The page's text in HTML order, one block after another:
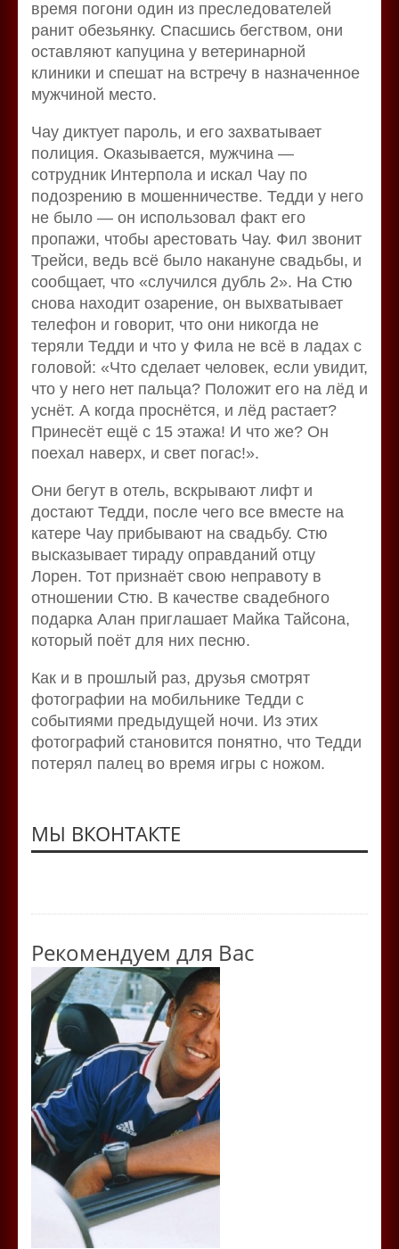
время погони один из преследователей
ранит обезьянку. Спасшись бегством, они
оставляют капуцина у ветеринарной
клиники и спешат на встречу в назначенное
мужчиной место.
Чау диктует пароль, и его захватывает
полиция. Оказывается, мужчина —
сотрудник Интерпола и искал Чау по
подозрению в мошенничестве. Тедди у него
не было — он использовал факт его
пропажи, чтобы арестовать Чау. Фил звонит
Трейси, ведь всё было накануне свадьбы, и
сообщает, что «случился дубль 2». На Стю
снова находит озарение, он выхватывает
телефон и говорит, что они никогда не
теряли Тедди и что у Фила не всё в ладах с
головой: «Что сделает человек, если увидит,
что у него нет пальца? Положит его на лёд и
уснёт. А когда проснётся, и лёд растает?
Принесёт ещё с 15 этажа! И что же? Он
поехал наверх, и свет погас!».
Они бегут в отель, вскрывают лифт и
достают Тедди, после чего все вместе на
катере Чау прибывают на свадьбу. Стю
высказывает тираду оправданий отцу
Лорен. Тот признаёт свою неправоту в
отношении Стю. В качестве свадебного
подарка Алан приглашает Майка Тайсона,
который поёт для них песню.
Как и в прошлый раз, друзья смотрят
фотографии на мобильнике Тедди с
событиями предыдущей ночи. Из этих
фотографий становится понятно, что Тедди
потерял палец во время игры с ножом.
МЫ ВКОНТАКТЕ
Рекомендуем для Вас